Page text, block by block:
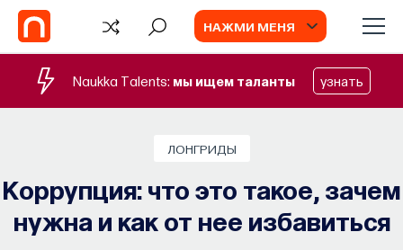
НАЖМИ МЕНЯ
Naukka Talents: мы ищем таланты узнать
ЛОНГРИДЫ
Коррупция: что это такое, зачем
нужна и как от нее избавиться